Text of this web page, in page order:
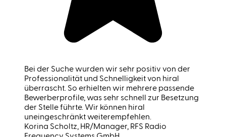
Bei der Suche wurden wir sehr positiv von der
Professionalität und Schnelligkeit von hiral
überrascht. So erhielten wir mehrere passende
Bewerberprofile, was sehr schnell zur Besetzung
der Stelle führte. Wir können hiral
uneingeschränkt weiterempfehlen.
Korina Scholtz, HR/Manager, RFS Radio